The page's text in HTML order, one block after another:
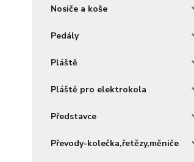
Nosiče a koše
Pedály
Pláště
Pláště pro elektrokola
Představce
Převody-kolečka,řetězy,měniče